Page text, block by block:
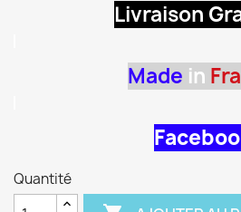
Livraison
Made in
Quantité